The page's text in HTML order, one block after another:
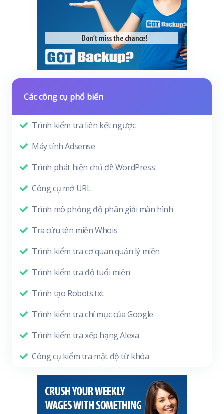
Các công cụ phổ biến
Trình kiểm tra liên kết ngược
Máy tính Adsense
Trình phát hiện chủ đề WordPress
Công cụ mở URL
Trình mô phỏng độ phân giải màn hình
Tra cứu tên miền Whois
Trình kiểm tra cơ quan quản lý miền
Trình kiểm tra độ tuổi miền
Trình tạo Robots.txt
Trình kiểm tra chỉ mục của Google
Trình kiểm tra xếp hạng Alexa
Công cụ kiểm tra mật độ từ khóa